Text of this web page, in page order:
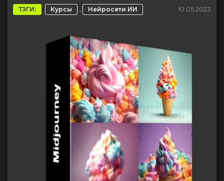
ТЭГИ: Курсы , Нейросети ИИ 10.05.2023